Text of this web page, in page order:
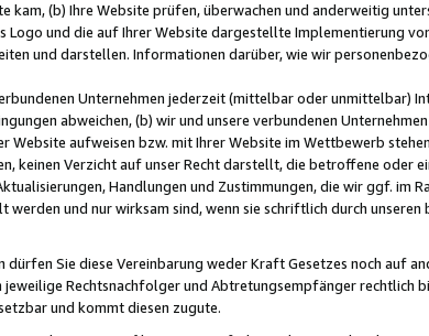
(b) Ihre Website prüfen, überwachen und anderweitig
und die auf Ihrer Website dargestellte Implementierung
und darstellen. Informationen darüber, wie wir
Unternehmen jederzeit (mittelbar oder unmittelbar)
abweichen, (b) wir und unsere verbundenen
aufweisen bzw. mit Ihrer Website im Wettbewerb
keinen Verzicht auf unser Recht darstellt, die betroffene oder
Handlungen und Zustimmungen, die wir ggf. im
werden und nur wirksam sind, wenn sie schriftlich durch
Sie diese Vereinbarung weder Kraft Gesetzes noch auf
Rechtsnachfolger und Abtretungsempfänger rechtlich
und kommt diesen zugute.